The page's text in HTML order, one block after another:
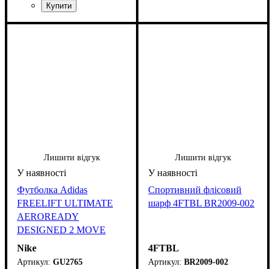
Лишити відгук
Футболка Adidas
FREELIFT ULTIMATE
AEROREADY
DESIGNED 2 MOVE
Nike
GU2765
Лишити відгук
Спортивний флісовий
шарф 4FTBL BR2009-002
4FTBL
BR2009-002